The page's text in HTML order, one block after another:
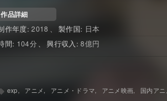
作品詳細
2018
日本
104
8億円
exp アニメ アニメ・ドラマ アニメ映画 国内アニ